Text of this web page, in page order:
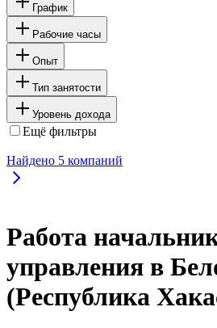
График
Рабочие часы
Опыт
Тип занятости
Уровень дохода
Ещё фильтры
Найдено 5 компаний
Работа
управления в
(Республика